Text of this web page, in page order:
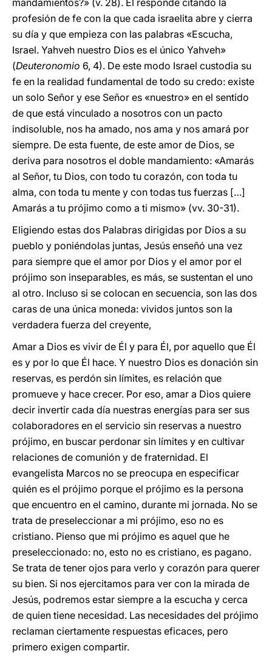
mandamientos?» (v. 28). Él responde citando la
profesión de fe con la que cada israelita abre y cierra
su día y que empieza con las palabras «Escucha,
Israel. Yahveh nuestro Dios es el único Yahveh»
(Deuteronomio 6, 4). De este modo Israel custodia su
fe en la realidad fundamental de todo su credo: existe
un solo Señor y ese Señor es «nuestro» en el sentido
de que está vinculado a nosotros con un pacto
indisoluble, nos ha amado, nos ama y nos amará por
siempre. De esta fuente, de este amor de Dios, se
deriva para nosotros el doble mandamiento: «Amarás
al Señor, tu Dios, con todo tu corazón, con toda tu
alma, con toda tu mente y con todas tus fuerzas […]
Amarás a tu prójimo como a ti mismo» (vv. 30-31).
Eligiendo estas dos Palabras dirigidas por Dios a su
pueblo y poniéndolas juntas, Jesús enseñó una vez
para siempre que el amor por Dios y el amor por el
prójimo son inseparables, es más, se sustentan el uno
al otro. Incluso si se colocan en secuencia, son las dos
caras de una única moneda: vividos juntos son la
verdadera fuerza del creyente,
Amar a Dios es vivir de Él y para Él, por aquello que Él
es y por lo que Él hace. Y nuestro Dios es donación sin
reservas, es perdón sin límites, es relación que
promueve y hace crecer. Por eso, amar a Dios quiere
decir invertir cada día nuestras energías para ser sus
colaboradores en el servicio sin reservas a nuestro
prójimo, en buscar perdonar sin límites y en cultivar
relaciones de comunión y de fraternidad. El
evangelista Marcos no se preocupa en especificar
quién es el prójimo porque el prójimo es la persona
que encuentro en el camino, durante mi jornada. No se
trata de preseleccionar a mi prójimo, eso no es
cristiano. Pienso que mi prójimo es aquel que he
preseleccionado: no, esto no es cristiano, es pagano.
Se trata de tener ojos para verlo y corazón para querer
su bien. Si nos ejercitamos para ver con la mirada de
Jesús, podremos estar siempre a la escucha y cerca
de quien tiene necesidad. Las necesidades del prójimo
reclaman ciertamente respuestas eficaces, pero
primero exigen compartir.